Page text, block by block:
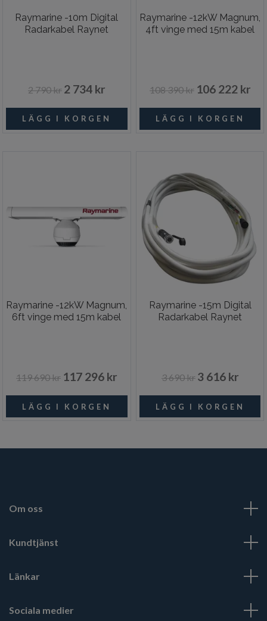
Raymarine -10m Digital
Radarkabel Raynet
2 790 kr 2 734 kr
Raymarine -12kW Magnum,
4ft vinge med 15m kabel
108 390 kr 106 222 kr
Raymarine -12kW Magnum,
6ft vinge med 15m kabel
119 690 kr 117 296 kr
Raymarine -15m Digital
Radarkabel Raynet
3 690 kr 3 616 kr
Om oss
Kundtjänst
Länkar
Sociala medier